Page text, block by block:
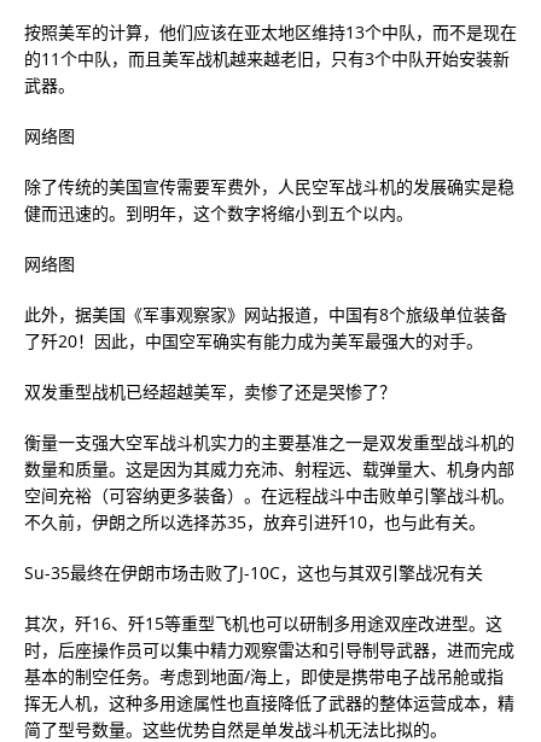
按照美军的计算，他们应该在亚太地区维持13个中队，而不是现在
的11个中队，而且美军战机越来越老旧，只有3个中队开始安装新
武器。
网络图
除了传统的美国宣传需要军费外，人民空军战斗机的发展确实是稳
健而迅速的。到明年，这个数字将缩小到五个以内。
网络图
此外，据美国《军事观察家》网站报道，中国有8个旅级单位装备
了歼20！因此，中国空军确实有能力成为美军最强大的对手。
双发重型战机已经超越美军，卖惨了还是哭惨了？
衡量一支强大空军战斗机实力的主要基准之一是双发重型战斗机的
数量和质量。这是因为其威力充沛、射程远、载弹量大、机身内部
空间充裕（可容纳更多装备）。在远程战斗中击败单引擎战斗机。
不久前，伊朗之所以选择苏35，放弃引进歼10，也与此有关。
Su-35最终在伊朗市场击败了J-10C，这也与其双引擎战况有关
其次，歼16、歼15等重型飞机也可以研制多用途双座改进型。这
时，后座操作员可以集中精力观察雷达和引导制导武器，进而完成
基本的制空任务。考虑到地面/海上，即使是携带电子战吊舱或指
挥无人机，这种多用途属性也直接降低了武器的整体运营成本，精
简了型号数量。这些优势自然是单发战斗机无法比拟的。